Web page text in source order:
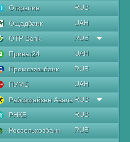
Открытие
RUB
Ощадбанк
UAH
OTP Bank
RUB
Приват24
UAH
Промсвязьбанк
RUB
ПУМБ
UAH
Райффайзен Аваль RUB
РНКБ
RUB
Россельхозбанк
RUB